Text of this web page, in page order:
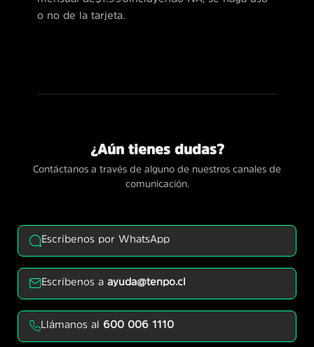
o no de la tarjeta.
¿Aún tienes dudas?
Contáctanos a través de alguno de nuestros canales de
comunicación.
Escríbenos por WhatsApp
Escríbenos aayuda@tenpo.cl
Llámanos al 600 006 1110